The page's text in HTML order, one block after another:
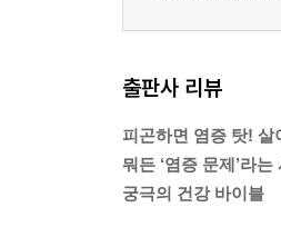
출판사 리뷰
피곤하면 염증 탓!
뭐든 ‘염증 문제’라
궁극의 건강 바이블